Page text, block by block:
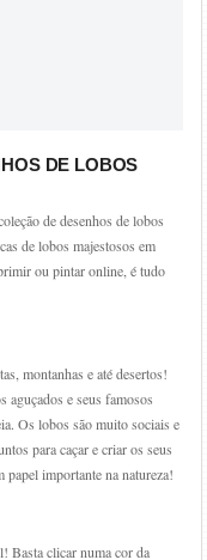
DE LOBOS
de desenhos de lobos
de lobos majestosos em
ou pintar online, é tudo
montanhas e até desertos!
aguçados e seus famosos
Os lobos são muito sociais e
para caçar e criar os seus
papel importante na natureza!
Basta clicar numa cor da